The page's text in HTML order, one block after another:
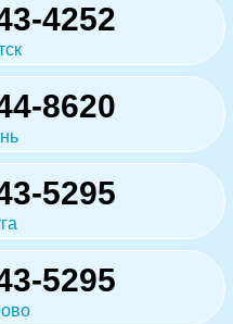
4252
8620
5295
5295